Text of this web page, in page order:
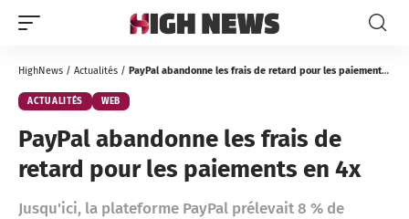
HighNews / Actualités / PayPal abandonne les frais de retard pour les paiements en 4x
ACTUALITÉS WEB
PayPal abandonne les frais de
retard pour les paiements en 4x
Jusqu'ici, la plateforme PayPal prélevait 8 % de